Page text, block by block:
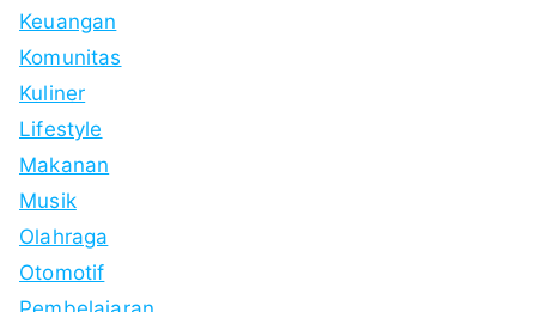
Keuangan
Komunitas
Kuliner
Lifestyle
Makanan
Musik
Olahraga
Otomotif